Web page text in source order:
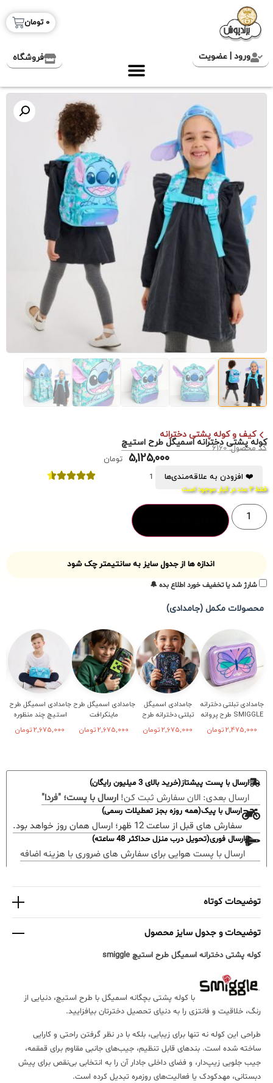
0 تومان
ورود | عضویت فروشگاه
کیف و کوله پشتی دخترانه
کوله پشتی دخترانه اسمیگل طرح استیچ
کد محصول: 6160
5,125,000
تومان
❤️ افزودن به علاقه‌مندی‌ها
1
فقط 2 عدد در انبار موجود است
اندازه ها از جدول سایز به سانتیمتر چک شود
شارژ شد یا تخفیف خورد اطلاع بده 🔔
محصولات مکمل (جامدادی)
جامدادی تبلتی دخترانه
SMIGGLE طرح پروانه
2,475,000 تومان
جامدادی اسمیگل
تبلتی دخترانه طرح
فانتزی
2,675,000تومان
جامدادی اسمیگل طرح
ماینکرافت
2,675,000تومان
جامدادی اسمیگل طرح
استیچ چند منظوره
2,675,000تومان
ارسال با پست پیشتاز(خرید بالای 3 میلیون رایگان)
ارسال بعدی: الان سفارش ثبت کن! ارسال با پست؛ "فردا"
ارسال با پیک(همه روزه بجز تعطیلات رسمی)
سفارش های قبل از ساعت 12 ظهر؛ ارسال همان روز خواهد بود.
ارسال فوری(تحویل درب منزل حداکثر 48 ساعته)
ارسال با پست هوایی برای سفارش های ضروری با هزینه اضافه
توضیحات کوتاه
توضیحات و جدول سایز محصول
کوله پشتی دخترانه اسمیگل طرح استیچ smiggle
با کوله پشتی بچگانه اسمیگل با طرح استیچ، دنیایی از
رنگ، خلاقیت و فانتزی را به دنیای تحصیل دخترتان بیافزایید.
طراحی این کوله نه تنها برای زیبایی، بلکه با در نظر گرفتن راحتی و کارایی
ساخته شده است. بندهای قابل تنظیم، جیب‌های جانبی مقاوم برای قمقمه،
جیب جلویی زیپ‌دار، و فضای داخلی جادار آن را به انتخابی بی‌نقص برای پیش
دبستانی، مهدکودک یا فعالیت‌های روزمره تبدیل کرده است.